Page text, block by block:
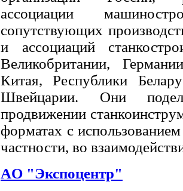
ассоциации
сопутствующих
и ассоциаций
Великобритании,
Китая, Республики
Швейцарии. Они
продвижении
форматах с
частности, во
AO "Экспоцентр"